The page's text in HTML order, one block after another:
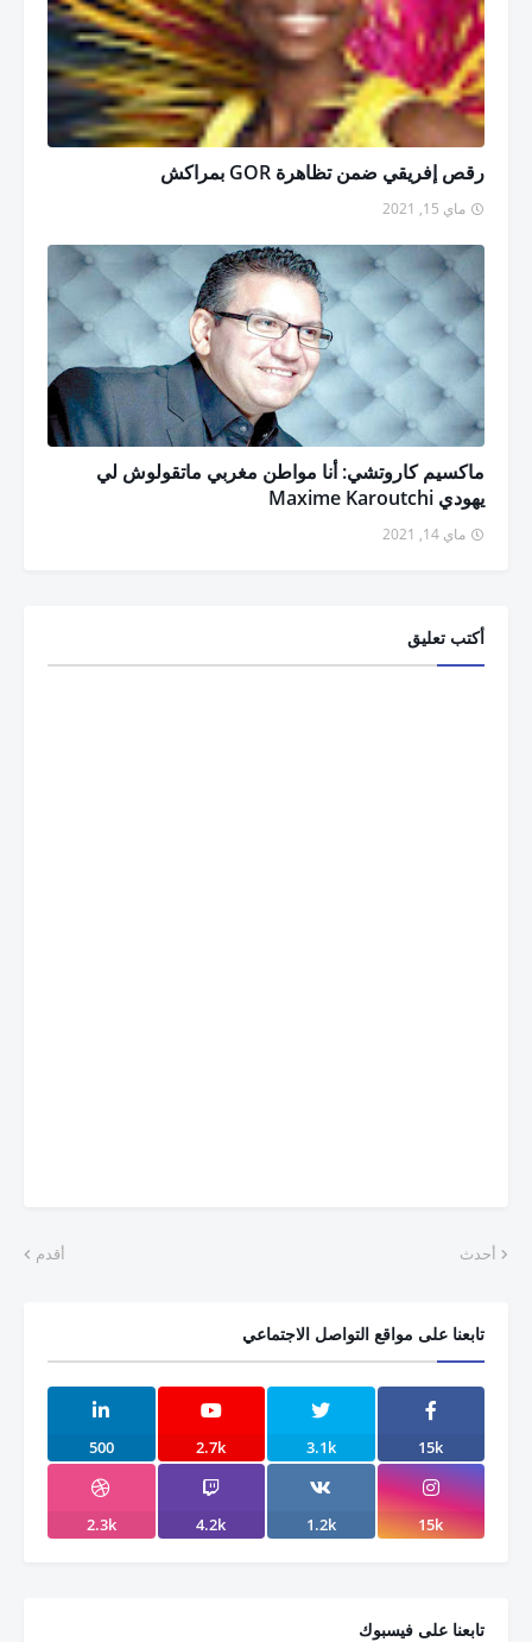
رقص إفريقي ضمن تظاهرة GOR بمراكش
ماي 15, 2021
ماكسيم كاروتشي: أنا مواطن مغربي ماتقولوش لي
يهودي Maxime Karoutchi
ماي 14, 2021
أكتب تعليق
أحدث أقدم
تابعنا على مواقع التواصل الاجتماعي
15k
3.1k
2.7k
500
15k
1.2k
4.2k
2.3k
تابعنا على فيسبوك